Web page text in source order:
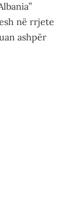
në rrjete
ashpër